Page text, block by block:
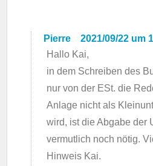
Pierre
2021/09/22 um
Hallo Kai,
in dem Schreiben des
nur von der ESt. die
Anlage nicht als
wird, ist die Abgabe der
vermutlich noch nötig.
Hinweis Kai.